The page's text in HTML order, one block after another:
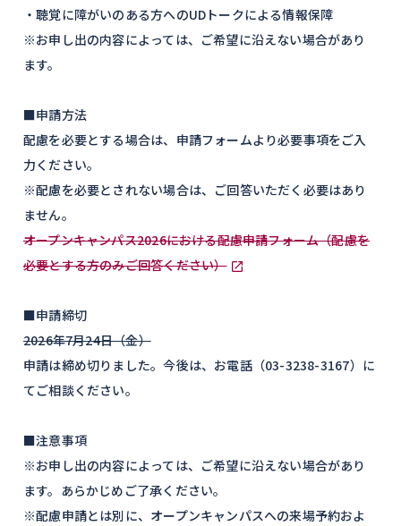
・聴覚に障がいのある方へのUDトークによる情報保障
※お申し出の内容によっては、ご希望に沿えない場合があり
ます。
■申請方法
配慮を必要とする場合は、申請フォームより必要事項をご入
力ください。
※配慮を必要とされない場合は、ご回答いただく必要はあり
ません。
オープンキャンパス2026における配慮申請フォーム（配慮を
必要とする方のみご回答ください）
■申請締切
2026年7月24日（金）
申請は締め切りました。今後は、お電話（03-3238-3167）に
てご相談ください。
■注意事項
※お申し出の内容によっては、ご希望に沿えない場合があり
ます。あらかじめご了承ください。
※配慮申請とは別に、オープンキャンパスへの来場予約およ